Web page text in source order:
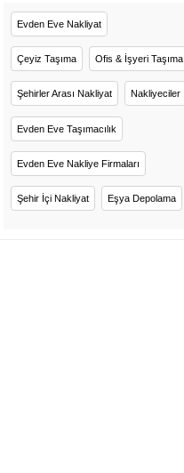
Evden Eve Nakliyat
Çeyiz Taşıma Ofis & İşyeri Taşıma
Şehirler Arası Nakliyat Nakliyeciler
Evden Eve Taşımacılık
Evden Eve Nakliye Firmaları
Şehir İçi Nakliyat Eşya Depolama